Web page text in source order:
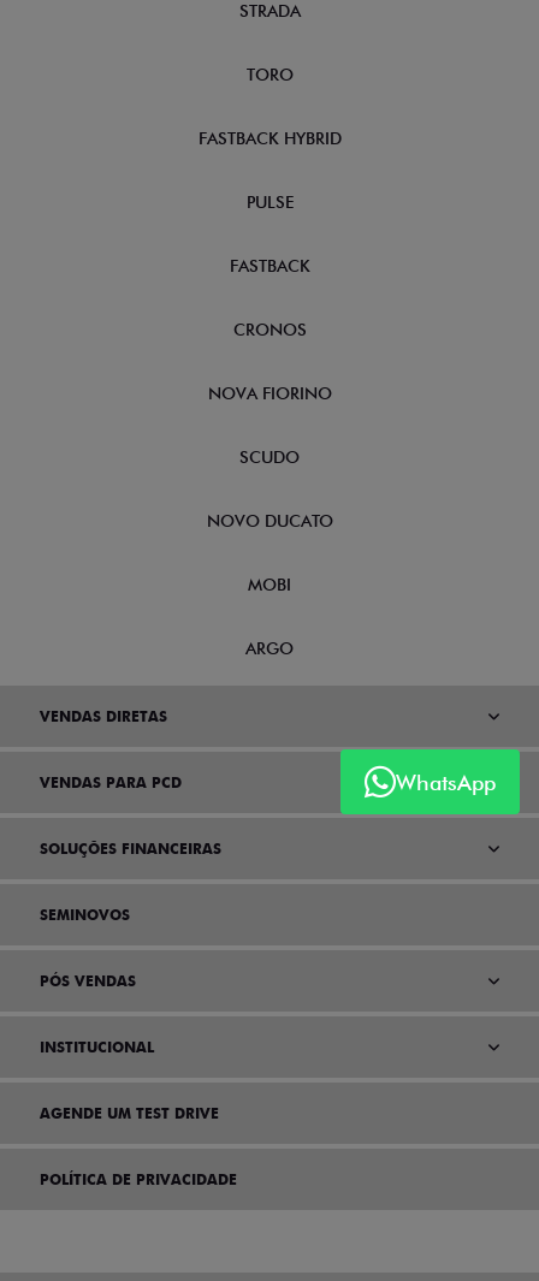
WhatsApp
STRADA
TORO
FASTBACK HYBRID
PULSE
FASTBACK
CRONOS
NOVA FIORINO
SCUDO
NOVO DUCATO
MOBI
ARGO
VENDAS DIRETAS
VENDAS PARA PCD
SOLUÇÕES FINANCEIRAS
SEMINOVOS
PÓS VENDAS
INSTITUCIONAL
AGENDE UM TEST DRIVE
POLÍTICA DE PRIVACIDADE